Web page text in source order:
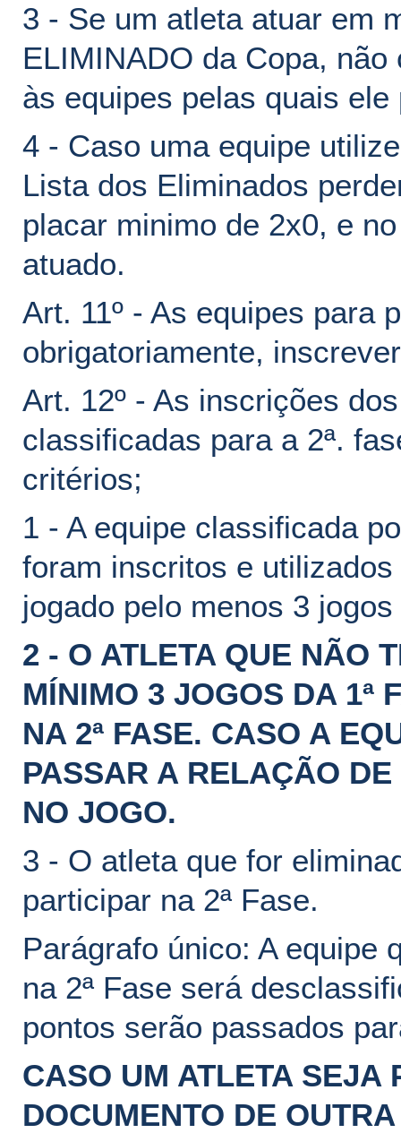
3 - Se um atleta atuar em
ELIMINADO da Copa,
às equipes pelas quais ele
4 - Caso uma equipe
Lista dos Eliminados
placar minimo de 2x0, e
atuado.
Art. 11º - As equipes para
obrigatoriamente,
Art. 12º - As inscrições
classificadas para a 2ª.
critérios;
1 - A equipe classificada
foram inscritos e
jogado pelo menos 3
2 - O ATLETA QUE NÃO
MÍNIMO 3 JOGOS DA 1ª
NA 2ª FASE. CASO A
PASSAR A RELAÇÃO
NO JOGO.
3 - O atleta que for
participar na 2ª Fase.
Parágrafo único: A equipe
na 2ª Fase será
pontos serão passados
CASO UM ATLETA SEJA
DOCUMENTO DE